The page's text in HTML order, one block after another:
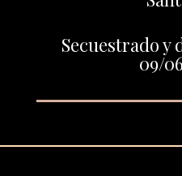
Secuestrado y
09/